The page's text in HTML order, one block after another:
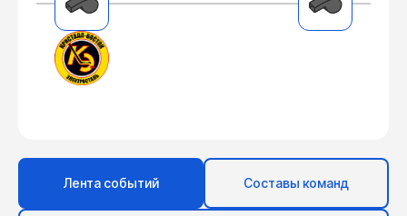
Лента событий Составы команд